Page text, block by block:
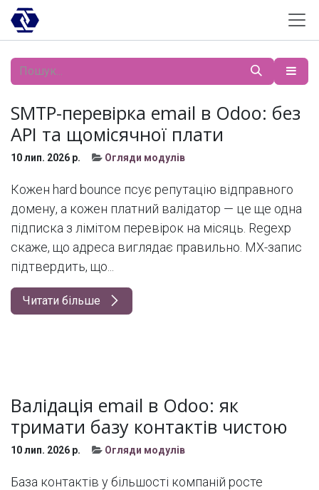
Skip to Content
SMTP-перевірка email в Odoo: без
API та щомісячної плати
10 лип. 2026 р. Огляди модулів
Кожен hard bounce псує репутацію відправного
домену, а кожен платний валідатор — це ще одна
підписка з лімітом перевірок на місяць. Regexp
скаже, що адреса виглядає правильно. MX-запис
підтвердить, що...
Читати більше
Валідація email в Odoo: як
тримати базу контактів чистою
10 лип. 2026 р. Огляди модулів
База контактів у більшості компаній росте